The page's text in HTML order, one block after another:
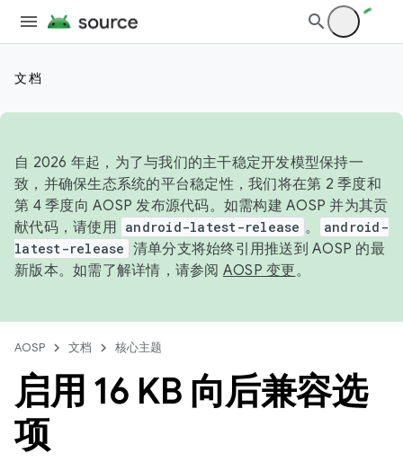
文档
自 2026 年起，为了与我们的主干稳定开发模型保持一
致，并确保生态系统的平台稳定性，我们将在第 2 季度和
第 4 季度向 AOSP 发布源代码。如需构建 AOSP 并为其贡
献代码，请使用 android-latest-release 。
android-
latest-release 清单分支将始终引用推送到 AOSP 的最
新版本。如需了解详情，请参阅 AOSP 变更。
AOSP 文档 核心主题
启用 16 KB 向后兼容选
项